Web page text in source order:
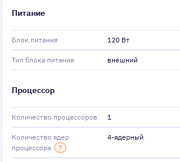
Питание
Блок питания 120 Вт
Тип блока питания внешний
Процессор
Количество процессоров 1
Количество ядер
процессора
?
4-ядерный